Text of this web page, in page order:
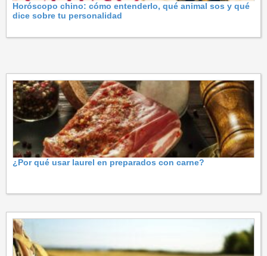
Horóscopo chino: cómo entenderlo, qué animal sos y qué
dice sobre tu personalidad
¿Por qué usar laurel en preparados con carne?